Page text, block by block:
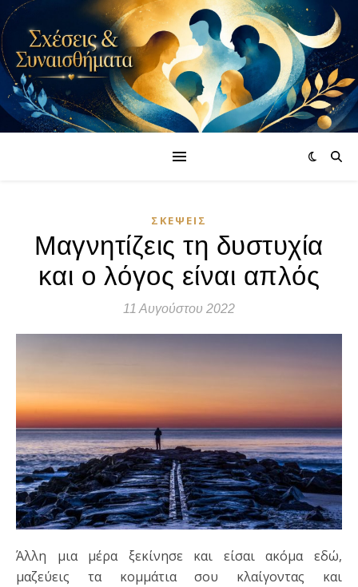
ΣΚΈΨΕΙΣ
Μαγνητίζεις τη δυστυχία
και ο λόγος είναι απλός
11 Αυγούστου 2022
Άλλη μια μέρα ξεκίνησε και είσαι ακόμα εδώ,
μαζεύεις τα κομμάτια σου κλαίγοντας και